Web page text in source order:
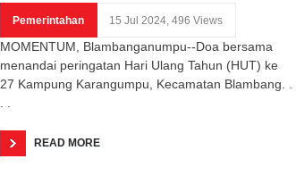
Pemerintahan 15 Jul 2024, 496 Views
MOMENTUM, Blambanganumpu--Doa bersama
menandai peringatan Hari Ulang Tahun (HUT) ke
27 Kampung Karangumpu, Kecamatan Blambang. .
READ MORE